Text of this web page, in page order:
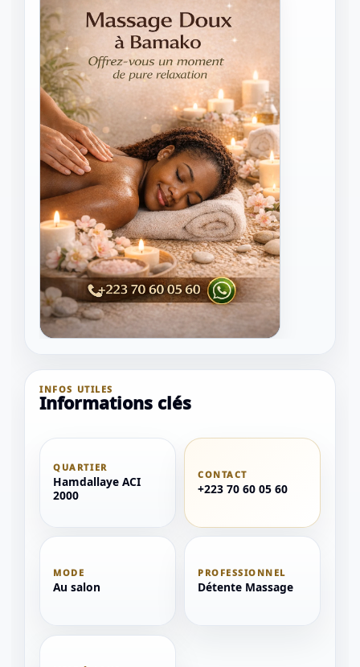
INFOS UTILES
Informations clés
QUARTIER
Hamdallaye ACI
2000
CONTACT
+223 70 60 05 60
MODE
Au salon
PROFESSIONNEL
Détente Massage
⛶